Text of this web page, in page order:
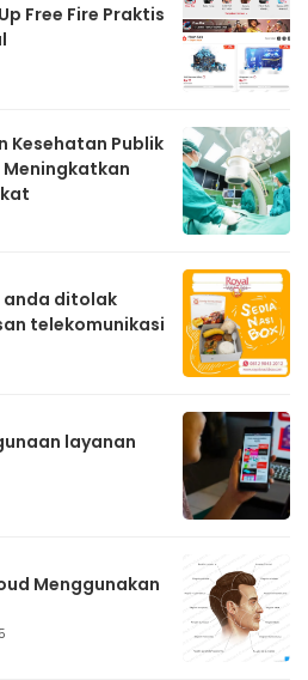
Free Fire Praktis
Kesehatan Publik
anda ditolak
telekomunikasi
layanan
Menggunakan